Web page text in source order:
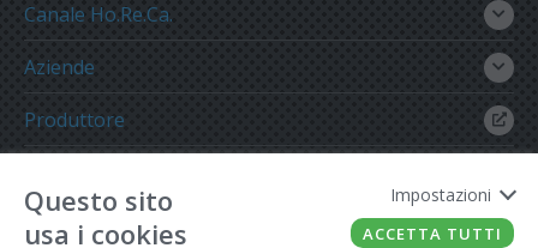
Canale Ho.Re.Ca.
Aziende
Produttore
Questo sito
usa i cookies
Impostazioni
ACCETTA TUTTI